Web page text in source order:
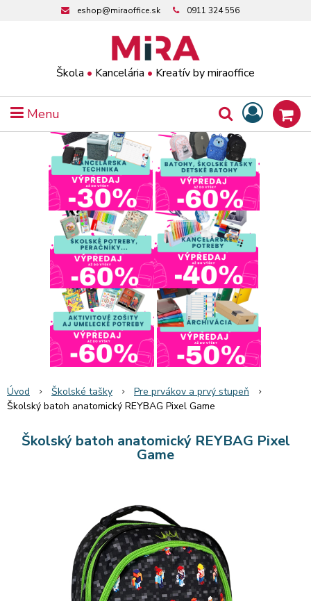
Škola • Kancelária • Kreatív by miraoffice
eshop@miraoffice.sk 0911 324 556
Menu
Úvod Školské tašky
Pre prvákov a prvý stupeň
Školský batoh anatomický REYBAG Pixel Game
Školský batoh anatomický REYBAG Pixel
Game